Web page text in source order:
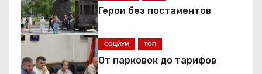
и
я
п
Герои без постаментов
СОЦИУМ ТОП
От парковок до тарифов